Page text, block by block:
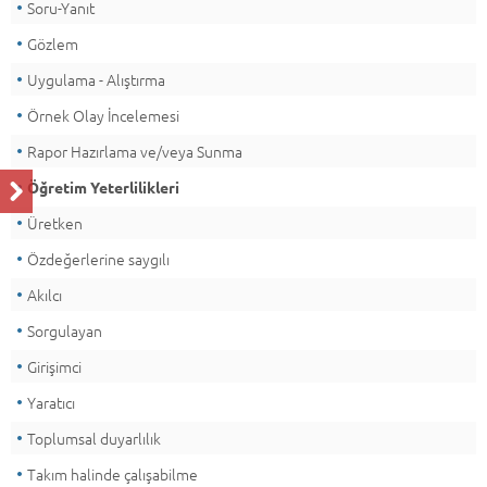
Soru-Yanıt
Gözlem
Uygulama - Alıştırma
Örnek Olay İncelemesi
Rapor Hazırlama ve/veya Sunma
Öğretim Yeterlilikleri
Üretken
Özdeğerlerine saygılı
Akılcı
Sorgulayan
Girişimci
Yaratıcı
Toplumsal duyarlılık
Takım halinde çalışabilme